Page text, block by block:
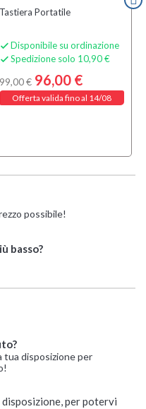
Tastiera Portatile
 Disponibile su ordinazione
 Spedizione solo 10,90 €
99,00 € 96,00 €
Offerta valida fino al 14/08
possibile!
basso?
tua disposizione per
per potervi